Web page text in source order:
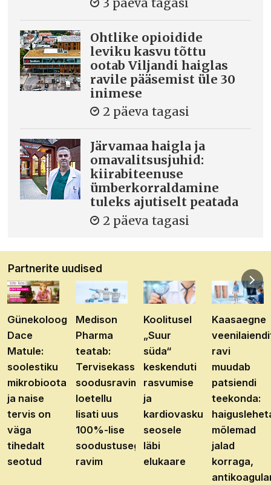
Ohtlike opioidide
leviku kasvu tõttu
ootab Viljandi haiglas
ravile pääsemist üle 30
inimese
2 päeva tagasi
Järvamaa haigla ja
omavalitsusjuhid:
kiirabiteenuse
ümberkorraldamine
tuleks ajutiselt peatada
2 päeva tagasi
Partnerite uudised
Günekoloog
Dace
Matule:
soolestiku
mikrobioota
ja naise
tervis on
väga
tihedalt
seotud
Medison
Pharma
teatab:
Tervisekassa
soodusravimite
loetellu
lisati uus
100%-lise
soodustusega
ravim
Koolitusel
„Suur
süda“
keskenduti
rasvumise
ja
kardiovaskulaarhaiguste
seosele
läbi
elukaare
Kaasaegne
ravi
muudab
patsiendi
teekonda:
mõlemad
jalad
korraga,